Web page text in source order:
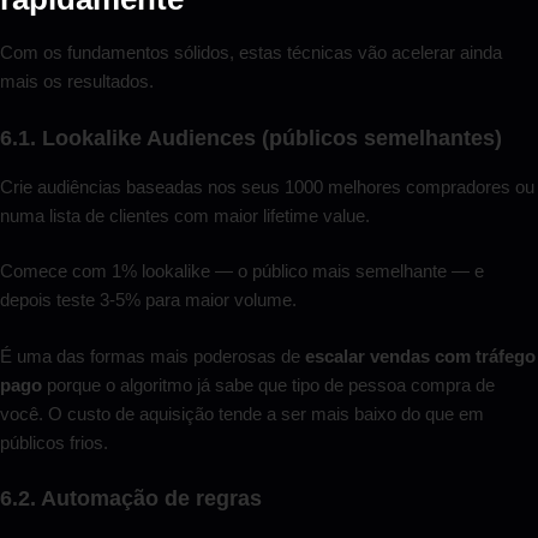
Com os fundamentos sólidos, estas técnicas vão acelerar ainda
mais os resultados.
6.1. Lookalike Audiences (públicos semelhantes)
Crie audiências baseadas nos seus 1000 melhores compradores ou
numa lista de clientes com maior lifetime value.
Comece com 1% lookalike — o público mais semelhante — e
depois teste 3-5% para maior volume.
É uma das formas mais poderosas de escalar vendas com tráfego
pago porque o algoritmo já sabe que tipo de pessoa compra de
você. O custo de aquisição tende a ser mais baixo do que em
públicos frios.
6.2. Automação de regras